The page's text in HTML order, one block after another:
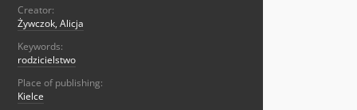
Creator:
Żywczok, Alicja
Keywords:
rodzicielstwo
Place of publishing:
Kielce